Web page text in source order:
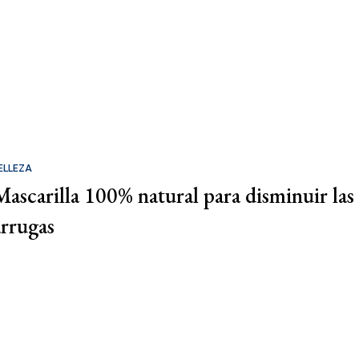
100% natural para disminuir las